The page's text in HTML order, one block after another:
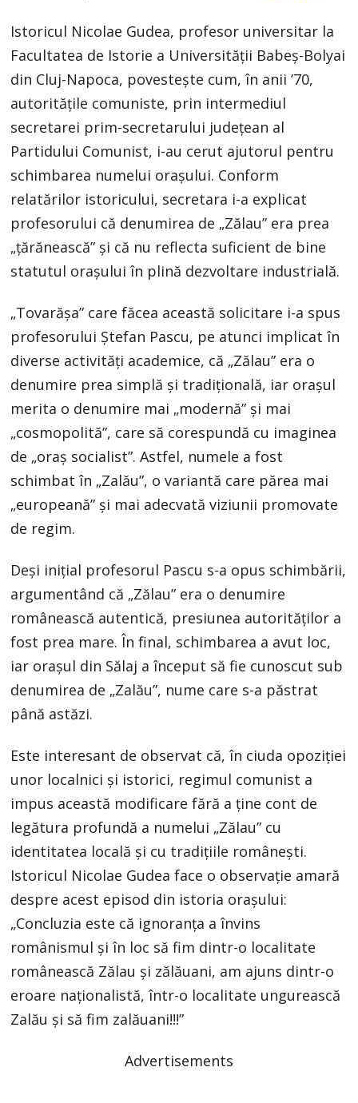
Istoricul Nicolae Gudea, profesor universitar la
Facultatea de Istorie a Universității Babeș-Bolyai
din Cluj-Napoca, povestește cum, în anii ’70,
autoritățile comuniste, prin intermediul
secretarei prim-secretarului județean al
Partidului Comunist, i-au cerut ajutorul pentru
schimbarea numelui orașului. Conform
relatărilor istoricului, secretara i-a explicat
profesorului că denumirea de „Zălau” era prea
„țărănească” și că nu reflecta suficient de bine
statutul orașului în plină dezvoltare industrială.
„Tovarășa” care făcea această solicitare i-a spus
profesorului Ștefan Pascu, pe atunci implicat în
diverse activități academice, că „Zălau” era o
denumire prea simplă și tradițională, iar orașul
merita o denumire mai „modernă” și mai
„cosmopolită”, care să corespundă cu imaginea
de „oraș socialist”. Astfel, numele a fost
schimbat în „Zalău”, o variantă care părea mai
„europeană” și mai adecvată viziunii promovate
de regim.
Deși inițial profesorul Pascu s-a opus schimbării,
argumentând că „Zălau” era o denumire
românească autentică, presiunea autorităților a
fost prea mare. În final, schimbarea a avut loc,
iar orașul din Sălaj a început să fie cunoscut sub
denumirea de „Zalău”, nume care s-a păstrat
până astăzi.
Este interesant de observat că, în ciuda opoziției
unor localnici și istorici, regimul comunist a
impus această modificare fără a ține cont de
legătura profundă a numelui „Zălau” cu
identitatea locală și cu tradițiile românești.
Istoricul Nicolae Gudea face o observație amară
despre acest episod din istoria orașului:
„Concluzia este că ignoranţa a învins
românismul şi în loc să fim dintr-o localitate
românească Zălau şi zălăuani, am ajuns dintr-o
eroare naţionalistă, într-o localitate ungurească
Zalău şi să fim zalăuani!!!”
Advertisements